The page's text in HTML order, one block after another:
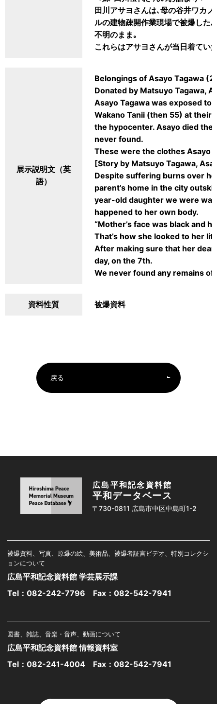
田川アサヨさんは､母の谷井ワカ
ルの建物疎開作業現場で被爆した
不明のまま｡
これらはアサヨさんが当日着てい
展示説明文（英
語）
Belongings of Asayo Tagawa
Donated by Matsuyo Tagawa,
Asayo Tagawa was exposed
Wakano Tanii (then 55) at
the hypocenter. Asayo died the
never found.
These were the clothes Asayo
[Story by Matsuyo Tagawa,
Despite suffering burns over
parent’s home in the city
year-old daughter we were
happened to her own body.
“Mother’s face was black and
That’s how she looked to her
After making sure that her
day, on the 7th.
We never found any remains
資料性質 被爆資料
戻る
広島平和記念資料館
平和データベース
〒730-0811 広島市中区中島町1-2
被爆資料、写真、原爆の絵、美術品、被爆者証言ビデオ、特別コレクシ
ョンについて
広島平和記念資料館 学芸展示課
Tel： 082-242-7796 Fax：082-542-7941
図書、雑誌、音楽・音声、動画について
広島平和記念資料館 情報資料室
Tel： 082-241-4004 Fax：082-542-7941